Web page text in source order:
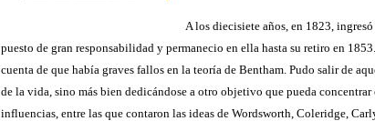
A los diecisiete años, en 1823,
puesto de gran responsabilidad y permanecio en ella hasta su retiro en
cuenta de que había graves fallos en la teoría de Bentham. Pudo salir de
de la vida, sino más bien dedicándose a otro objetivo que pueda
influencias, entre las que contaron las ideas de Wordsworth, Coleridge,